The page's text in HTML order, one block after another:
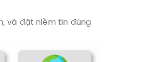
và đặt niềm tin đúng